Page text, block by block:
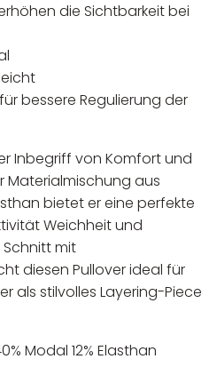
die Sichtbarkeit bei
bessere Regulierung der
Inbegriff von Komfort und
Materialmischung aus
bietet er eine perfekte
Weichheit und
Schnitt mit
diesen Pullover ideal für
als stilvolles Layering-Piece
Modal 12% Elasthan